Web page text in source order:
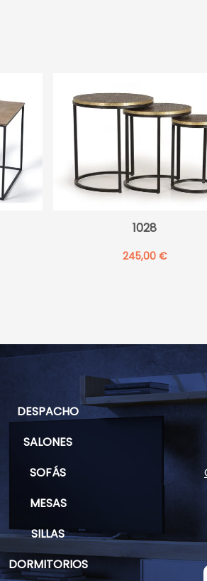
1028
245,00 €
DESPACHO
SALONES
SOFÁS
MESAS
SILLAS
DORMITORIOS